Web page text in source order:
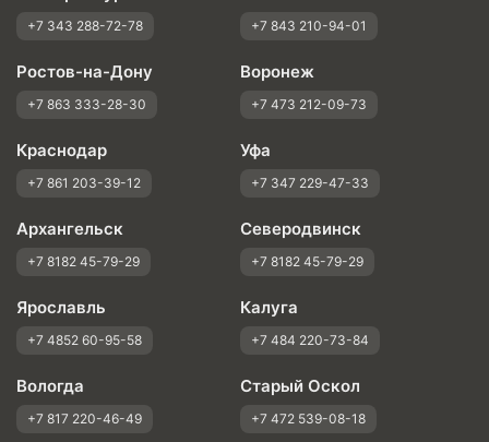
+7 343 288-72-78 +7 843 210-94-01
Ростов-на-Дону
+7 863 333-28-30
Воронеж
+7 473 212-09-73
Краснодар
+7 861 203-39-12
Уфа
+7 347 229-47-33
Архангельск
+7 8182 45-79-29
Северодвинск
+7 8182 45-79-29
Ярославль
+7 4852 60-95-58
Калуга
+7 484 220-73-84
Вологда
+7 817 220-46-49
Старый Оскол
+7 472 539-08-18